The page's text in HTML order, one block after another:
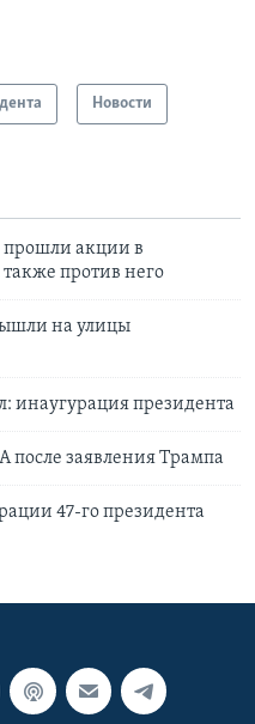
Новости
акции в
против него
на улицы
инаугурация президента
после заявления Трампа
47-го президента